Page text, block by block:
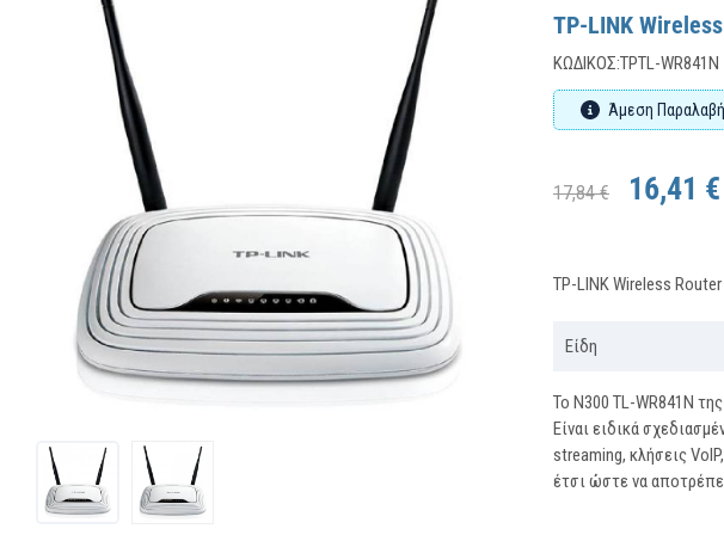
TP-LINK
ΚΩΔΙΚΌΣ:TPTL-WR841N
Άμεση
17,84 € 16,41 €
TP-LINK Wireless
Είδη
Το N300 TL-WR841N
Είναι ειδικά
streaming, κλήσεις
έτσι ώστε να